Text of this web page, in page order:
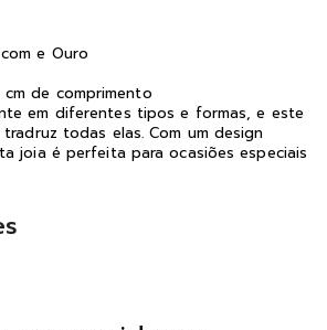
e Ouro
cm de comprimento
em diferentes tipos e formas, e este
todas elas. Com um design
joia é perfeita para ocasiões especiais